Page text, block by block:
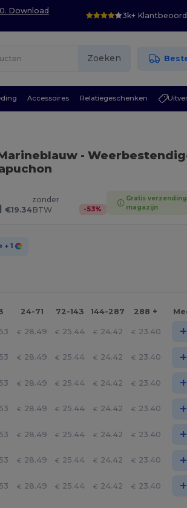
Download
3k+
Zoeken
Accessoires Relatiegeschenken
-
| €19.34
zonder
BTW
-53%
Gratis
magazijn
+ 1
24-71 72-143 144-287 288 +
€ 28.49 € 25.44 € 24.42 € 23.40 +
€ 28.49 € 25.44 € 24.42 € 23.40 +
€ 28.49 € 25.44 € 24.42 € 23.40 +
€ 28.49 € 25.44 € 24.42 € 23.40 +
€ 28.49 € 25.44 € 24.42 € 23.40 +
€ 28.49 € 25.44 € 24.42 € 23.40 +
€ 28.49 € 25.44 € 24.42 € 23.40 +